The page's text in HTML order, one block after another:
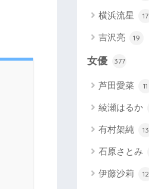
横浜流星 17
吉沢亮 19
女優 377
芦田愛菜 11
綾瀬はるか
有村架純 13
石原さとみ
伊藤沙莉 12